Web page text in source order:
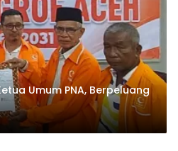
Umum PNA, Berpeluang